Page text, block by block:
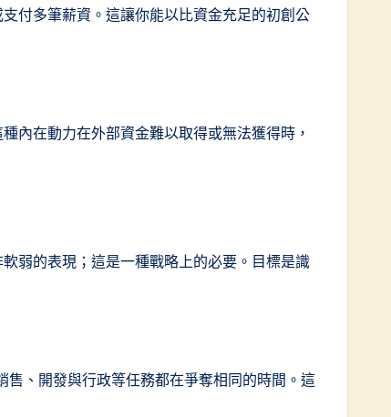
付多筆薪資。這讓你能以比資金充足的初創公
內在動力在外部資金難以取得或無法獲得時，
弱的表現；這是一種戰略上的必要。目標是識
、開發與行政等任務都在爭奪相同的時間。這